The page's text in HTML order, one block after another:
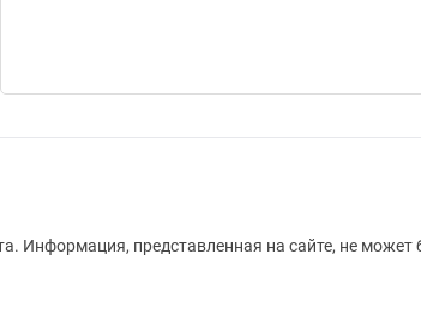
Информация, представленная на сайте, не